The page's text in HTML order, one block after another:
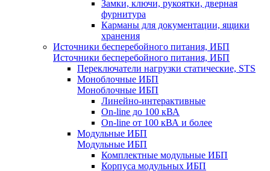
Замки, ключи, рукоятки, дверная
фурнитура
Карманы для документации, ящики
хранения
Источники бесперебойного питания, ИБП
Источники бесперебойного питания, ИБП
Переключатели нагрузки статические, STS
Моноблочные ИБП
Моноблочные ИБП
Линейно-интерактивные
On-line до 100 кВА
On-line от 100 кВА и более
Модульные ИБП
Модульные ИБП
Комплектные модульные ИБП
Корпуса модульных ИБП